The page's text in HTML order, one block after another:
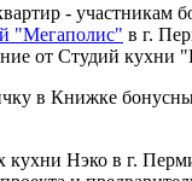
- участникам
"Мегаполис" в г.
от Студий кухни
в Книжке
Нэко в г.